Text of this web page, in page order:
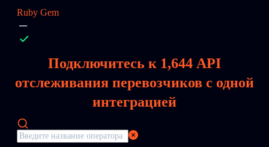
Ruby Gem
Подключитесь к 1,644 API
отслеживания перевозчиков с одной
интеграцией